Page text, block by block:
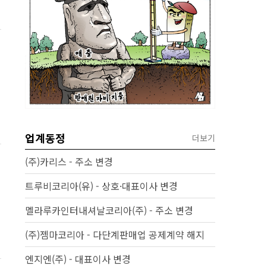
업계동정 더보기
(주)카리스 - 주소 변경
트루비코리아(유) - 상호·대표이사 변경
멜라루카인터내셔날코리아(주) - 주소 변경
(주)젬마코리아 - 다단계판매업 공제계약 해지
엔지엔(주) - 대표이사 변경